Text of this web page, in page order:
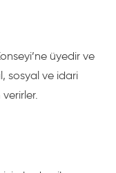
üyedir ve
sosyal ve idari